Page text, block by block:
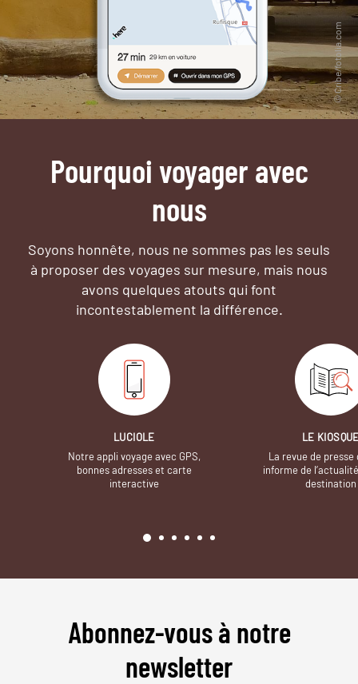
Pourquoi voyager avec
nous
Soyons honnête, nous ne sommes pas les seuls
à proposer des voyages sur mesure, mais nous
avons quelques atouts qui font
incontestablement la différence.
LUCIOLE
Notre appli voyage avec GPS,
bonnes adresses et carte
interactive
LE
La revue de presse
informe de
destination
Abonnez-vous à notre
newsletter